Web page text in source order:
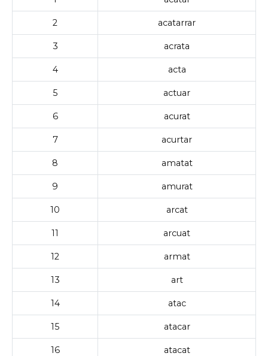
2 acatarrar
3 acrata
4 acta
5 actuar
6 acurat
7 acurtar
8 amatat
9 amurat
10 arcat
11 arcuat
12 armat
13 art
14 atac
15 atacar
16 atacat